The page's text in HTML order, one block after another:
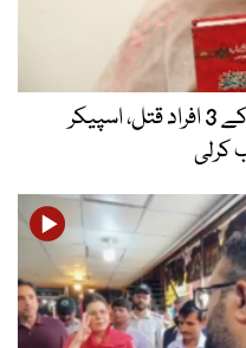
خضدار: رشتے سے انکار پر خاندان کے 3 افراد قتل، اسپیکر
کرلی